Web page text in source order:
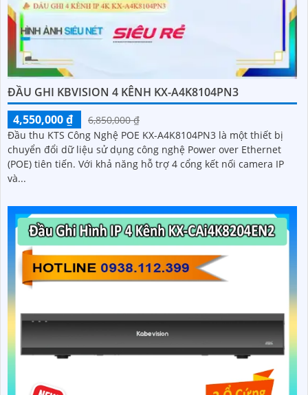
ĐẦU GHI KBVISION 4 KÊNH KX-A4K8104PN3
4,550,000 ₫
6,850,000 ₫
Đầu thu KTS Công Nghệ POE KX-A4K8104PN3 là một thiết bị
chuyển đổi dữ liệu sử dụng công nghệ Power over Ethernet
(POE) tiên tiến. Với khả năng hỗ trợ 4 cổng kết nối camera IP
và...